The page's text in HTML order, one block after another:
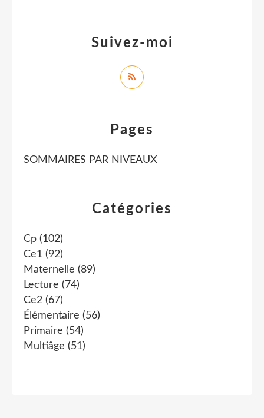
Catégories
Cp (102)
Ce1 (92)
Maternelle (89)
Lecture (74)
Ce2 (67)
Élémentaire (56)
Primaire (54)
Multiâge (51)
Pages
SOMMAIRES PAR NIVEAUX
Suivez-moi